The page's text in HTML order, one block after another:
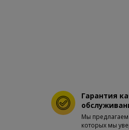
Гарантия
Мы предлагаем
которых мы